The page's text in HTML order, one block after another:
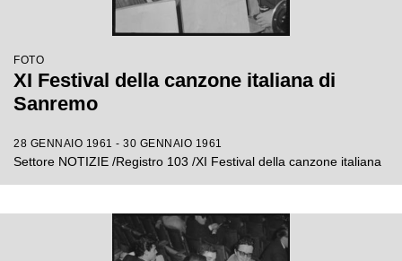
FOTO
XI Festival della canzone italiana di
Sanremo
28 GENNAIO 1961 - 30 GENNAIO 1961
Settore NOTIZIE /Registro 103 /XI Festival della canzone italiana